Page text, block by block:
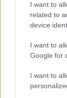
I want to
related to
device
I want to
Google for
I want to